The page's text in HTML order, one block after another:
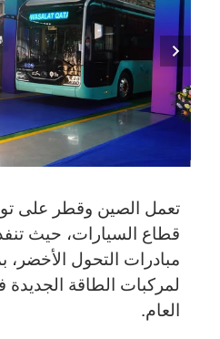
تعمل الصين وقطر على
قطاع السيارات، حيث
مبادرات التحول الأخضر،
لمركبات الطاقة
العام.